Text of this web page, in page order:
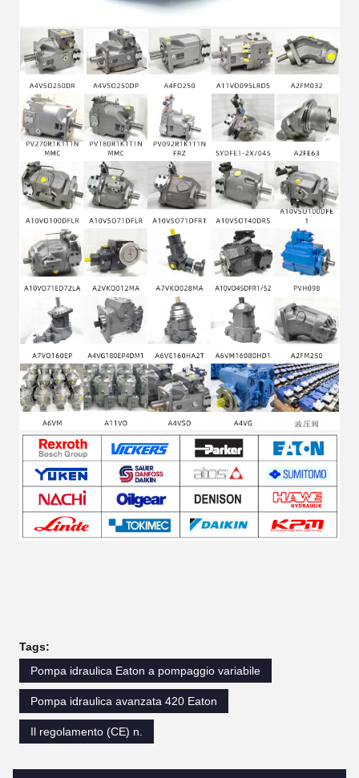
Tags:
Pompa idraulica Eaton a pompaggio variabile
Pompa idraulica avanzata 420 Eaton
Il regolamento (CE) n.